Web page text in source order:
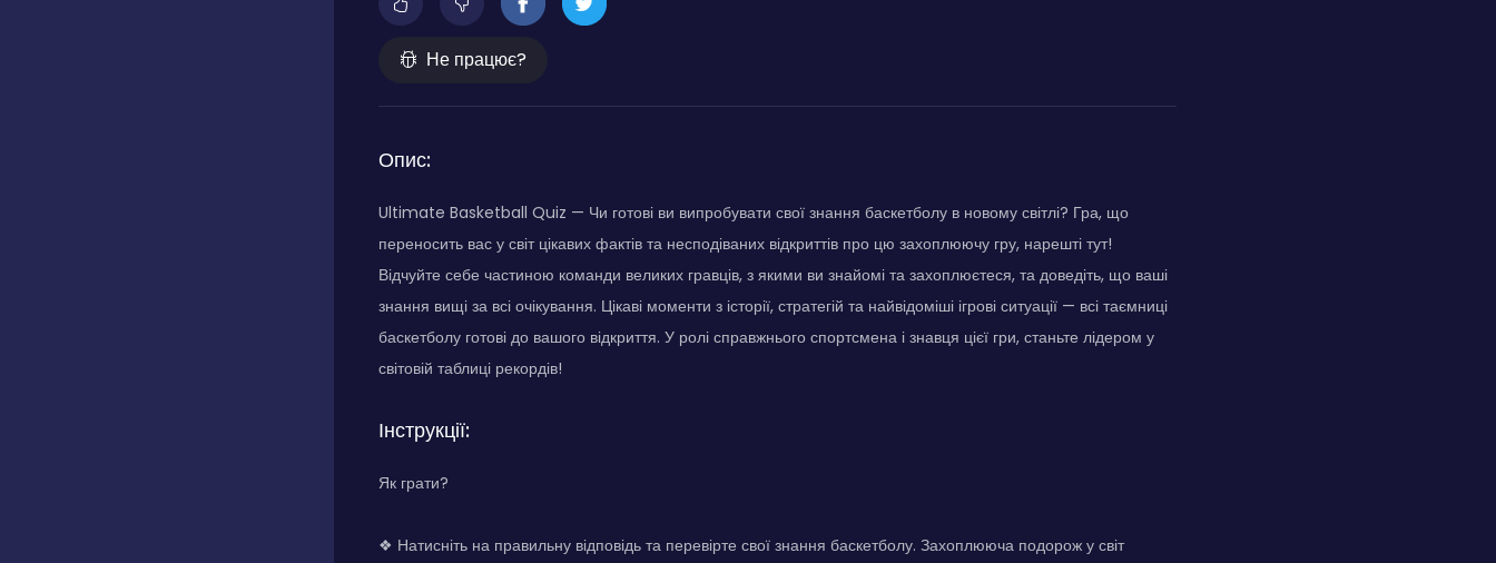
Не працює?
Опис:
Ultimate Basketball Quiz — Чи готові ви випробувати свої знання баскетболу в новому світлі? Гра, що
переносить вас у світ цікавих фактів та несподіваних відкриттів про цю захоплюючу гру, нарешті тут!
Відчуйте себе частиною команди великих гравців, з якими ви знайомі та захоплюєтеся, та доведіть, що ваші
знання вищі за всі очікування. Цікаві моменти з історії, стратегій та найвідоміші ігрові ситуації — всі таємниці
баскетболу готові до вашого відкриття. У ролі справжнього спортсмена і знавця цієї гри, станьте лідером у
світовій таблиці рекордів!
Інструкції:
Як грати?
❖ Натисніть на правильну відповідь та перевірте свої знання баскетболу. Захоплююча подорож у світ